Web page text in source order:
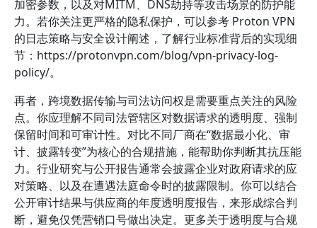
加密参数，以及对MITM、DNS劫持等攻击场景的防护能
力。若你关注更严格的隐私保护，可以参考 Proton VPN
的日志策略与安全设计阐述，了解行业标准背后的实现细
节：https://protonvpn.com/blog/vpn-privacy-log-
policy/。
再者，跨境数据传输与司法访问权是需要重点关注的风险
点。你应理解不同司法管辖区对数据请求的透明度、强制
保留时间和可审计性。对比不同厂商在“数据最小化、审
计、披露转变”为核心的合规措施，能帮助你判断其抗压能
力。行业研究与公开报告通常会披露企业对政府请求的应
对策略、以及在遭遇法庭命令时的披露限制。你可以结合
公开审计结果与供应商的年度透明度报告，来形成综合判
断，避免仅凭营销口号做出决定。更多关于透明度与合规